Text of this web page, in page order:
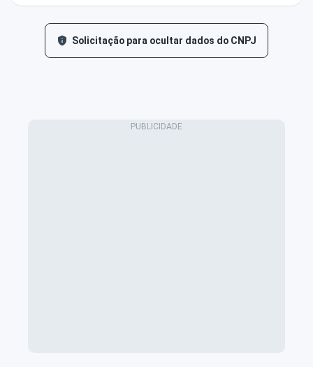
Solicitação para ocultar dados do CNPJ